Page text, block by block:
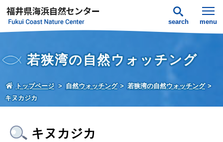
search menu
若狭湾の自然ウォッチング
トップページ 自然ウォッチング
若狭湾の自然ウォッチング
キヌカジカ
キヌカジカ